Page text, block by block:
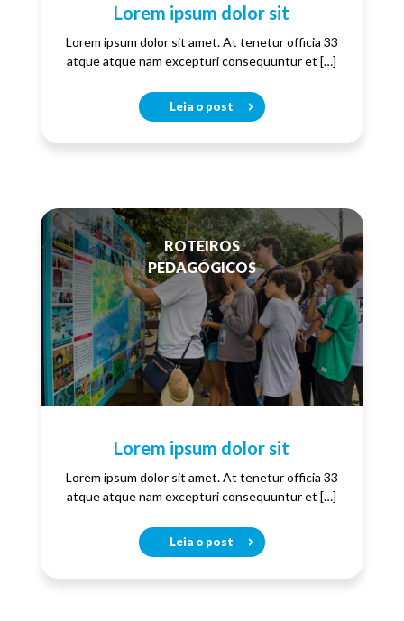
Lorem ipsum dolor sit
Lorem ipsum dolor sit amet. At tenetur officia 33
atque atque nam excepturi consequuntur et […]
Leia o post
ROTEIROS
PEDAGÓGICOS
Lorem ipsum dolor sit
Lorem ipsum dolor sit amet. At tenetur officia 33
atque atque nam excepturi consequuntur et […]
Leia o post